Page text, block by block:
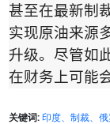
甚至在最新制
实现原油来源
升级。尽管如
在财务上可能
关键词: 印度、制裁、